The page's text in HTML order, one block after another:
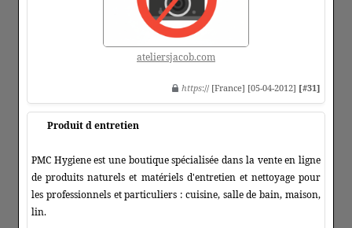
ateliersjacob.com
https:// [France] [05-04-2012] [#31]
Produit d entretien
PMC Hygiene est une boutique spécialisée dans la vente en ligne
de produits naturels et matériels d'entretien et nettoyage pour
les professionnels et particuliers : cuisine, salle de bain, maison,
lin.